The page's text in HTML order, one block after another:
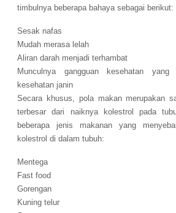
timbulnya beberapa bahaya sebagai berikut:
Sesak nafas
Mudah merasa lelah
Aliran darah menjadi terhambat
Munculnya gangguan kesehatan yang
kesehatan janin
Secara khusus, pola makan merupakan
terbesar dari naiknya kolestrol pada
beberapa jenis makanan yang
kolestrol di dalam tubuh:
Mentega
Fast food
Gorengan
Kuning telur